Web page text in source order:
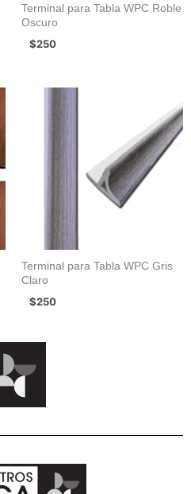
Terminal para Tabla WPC Roble
Oscuro
$250
Terminal para Tabla WPC Gris
Claro
$250